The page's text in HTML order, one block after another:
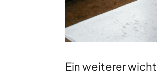
Ein weiterer